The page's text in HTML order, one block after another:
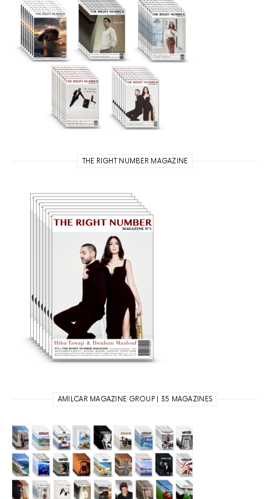
THE RIGHT NUMBER MAGAZINE
AMILCAR MAGAZINE GROUP | 35 MAGAZINES